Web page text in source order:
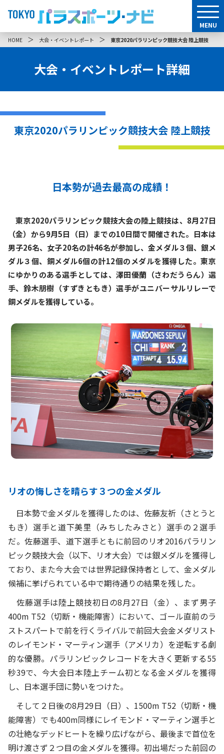
MENU
HOME ＞ 大会・イベントレポート ＞ 東京2020パラリンピック競技大会 陸上競技
大会・イベントレポート詳細
東京2020パラリンピック競技大会 陸上競技
日本勢が過去最高の成績！
東京2020パラリンピック競技大会の陸上競技は、8月27日
（金）から9月5日（日）までの10日間で開催された。日本は
男子26名、女子20名の計46名が参加し、金メダル３個、銀メ
ダル３個、銅メダル6個の計12個のメダルを獲得した。東京
にゆかりのある選手としては、澤田優蘭（さわだうらん）選
手、鈴木朋樹（すずきともき）選手がユニバーサルリレーで
銅メダルを獲得している。
リオの悔しさを晴らす３つの金メダル
日本勢で金メダルを獲得したのは、佐藤友祈（さとうと
もき）選手と道下美里（みちしたみさと）選手の２選手
だ。佐藤選手、道下選手ともに前回のリオ2016パラリン
ピック競技大会（以下、リオ大会）では銀メダルを獲得し
ており、また今大会では世界記録保持者として、金メダル
候補に挙げられている中で期待通りの結果を残した。
佐藤選手は陸上競技初日の8月27日（金）、まず男子
400m T52（切断・機能障害）において、ゴール直前のラ
ストスパートで前を行くライバルで前回大会金メダリスト
のレイモンド・マーティン選手（アメリカ）を逆転する劇
的な優勝。パラリンピックレコードを大きく更新する55
秒39で、今大会日本陸上チーム初となる金メダルを獲得
し、日本選手団に勢いをつけた。
そして２日後の8月29日（日）、1500m T52（切断・機
能障害）でも400m同様にレイモンド・マーティン選手と
の壮絶なデッドヒートを繰り広げながら、最後まで首位を
明け渡さず２つ目の金メダルを獲得。初出場だった前回の